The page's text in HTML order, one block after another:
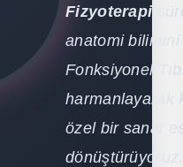
Fizyoterapi
anatomi bilimini
Fonksiyonel
harmanlayarak
özel bir sanat